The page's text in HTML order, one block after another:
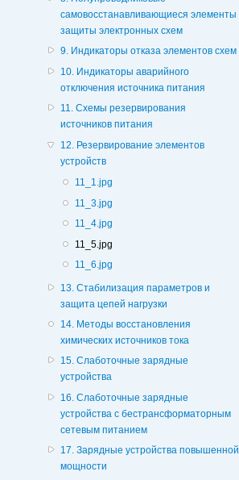
самовосстанавливающиеся элементы
защиты электронных схем
9. Индикаторы отказа элементов схем
10. Индикаторы аварийного
отключения источника питания
11. Схемы резервирования
источников питания
12. Резервирование элементов
устройств
11_1.jpg
11_3.jpg
11_4.jpg
11_5.jpg
11_6.jpg
13. Стабилизация параметров и
защита цепей нагрузки
14. Методы восстановления
химических источников тока
15. Слаботочные зарядные
устройства
16. Слаботочные зарядные
устройства с бестрансформаторным
сетевым питанием
17. Зарядные устройства повышенной
мощности